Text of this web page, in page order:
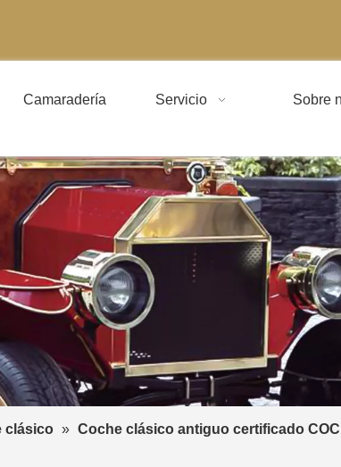
Camaradería Servicio Sobre
clásico » Coche clásico antiguo certificado COC